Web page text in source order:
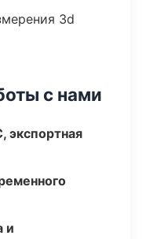
3d
с нами
экспортная
и